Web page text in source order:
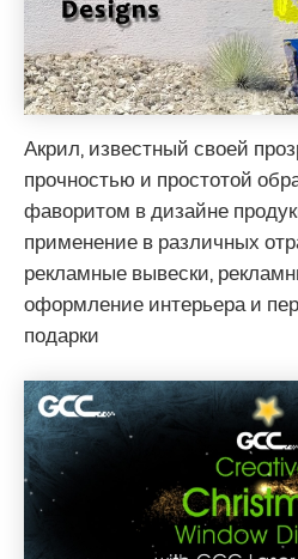
Акрил, известный своей
прочностью и простотой
фаворитом в дизайне
применение в различных
рекламные вывески,
оформление интерьера и
подарки